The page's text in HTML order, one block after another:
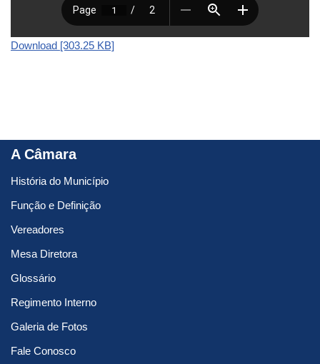
Download [303.25 KB]
A Câmara
História do Município
Função e Definição
Vereadores
Mesa Diretora
Glossário
Regimento Interno
Galeria de Fotos
Fale Conosco